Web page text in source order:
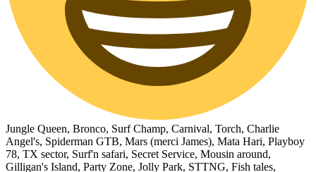
Jungle Queen, Bronco, Surf Champ, Carnival, Torch, Charlie
Angel's, Spiderman GTB, Mars (merci James), Mata Hari, Playboy
78, TX sector, Surf'n safari, Secret Service, Mousin around,
Gilligan's Island, Party Zone, Jolly Park, STTNG, Fish tales,